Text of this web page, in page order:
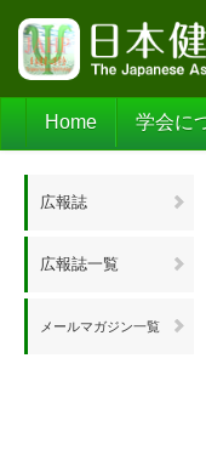
Home 学会に
広報誌
広報誌一覧
メールマガジン一覧